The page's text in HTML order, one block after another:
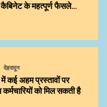
कैबिनेट के महत्पूर्ण फैसले…
देहरादून
कई अहम प्रस्तावों पर
को मिल सकती है